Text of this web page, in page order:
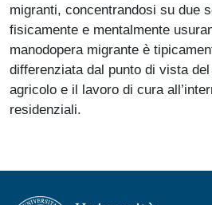
migranti, concentrandosi su due
fisicamente e mentalmente
manodopera migrante è
differenziata dal punto di vista
agricolo e il lavoro di cura
residenziali.